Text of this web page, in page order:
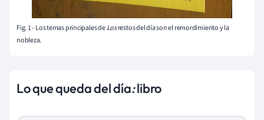
Fig. 1 - Los temas principales deLosrestos del día son el remordimiento y la
nobleza.
Lo que queda del día:libro